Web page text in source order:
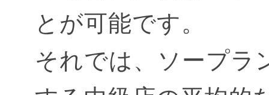
とが可能です。
それでは、ソープラ